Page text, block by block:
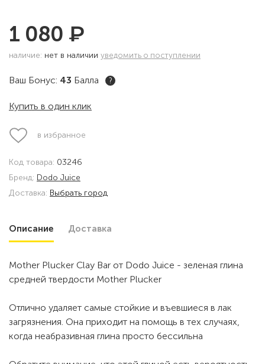
1 080 ₽
наличие: нет в наличии уведомить о поступлении
Ваш Бонус: 43 Балла ?
Купить в один клик
в избранное
Код товара: 03246
Бренд: Dodo Juice
Доставка: Выбрать город
Описание Доставка
Mother Plucker Clay Bar от Dodo Juice - зеленая глина
средней твердости Mother Plucker
Отлично удаляет самые стойкие и въевшиеся в лак
загрязнения. Она приходит на помощь в тех случаях,
когда неабразивная глина просто бессильна